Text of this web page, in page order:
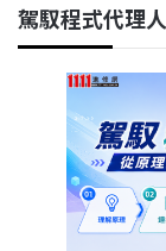
駕馭程式代理人